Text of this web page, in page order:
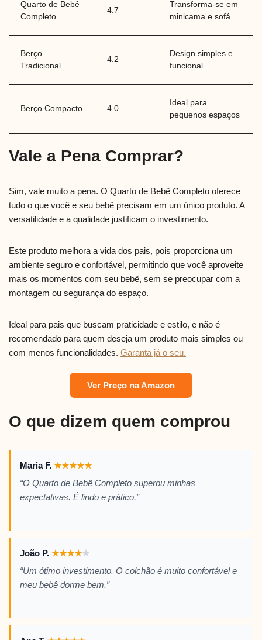
Quarto de Bebê
Completo
4.7
Transforma-se em
minicama e sofá
Berço
Tradicional
4.2
Design simples e
funcional
Berço Compacto 4.0
Ideal para
pequenos espaços
Vale a Pena Comprar?
Sim, vale muito a pena. O Quarto de Bebê Completo oferece
tudo o que você e seu bebê precisam em um único produto. A
versatilidade e a qualidade justificam o investimento.
Este produto melhora a vida dos pais, pois proporciona um
ambiente seguro e confortável, permitindo que você aproveite
mais os momentos com seu bebê, sem se preocupar com a
montagem ou segurança do espaço.
Ideal para pais que buscam praticidade e estilo, e não é
recomendado para quem deseja um produto mais simples ou
com menos funcionalidades. Garanta já o seu.
Ver Preço na Amazon
O que dizem quem comprou
Maria F. ★★★★★
“O Quarto de Bebê Completo superou minhas
expectativas. É lindo e prático.”
João P. ★★★★★
“Um ótimo investimento. O colchão é muito confortável e
meu bebê dorme bem.”